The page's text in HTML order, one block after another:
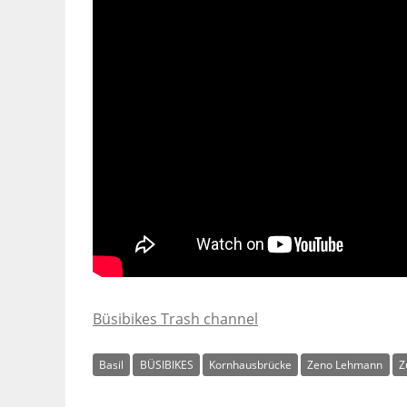
Büsibikes Trash channel
Basil BÜSIBIKES Kornhausbrücke Zeno Lehmann